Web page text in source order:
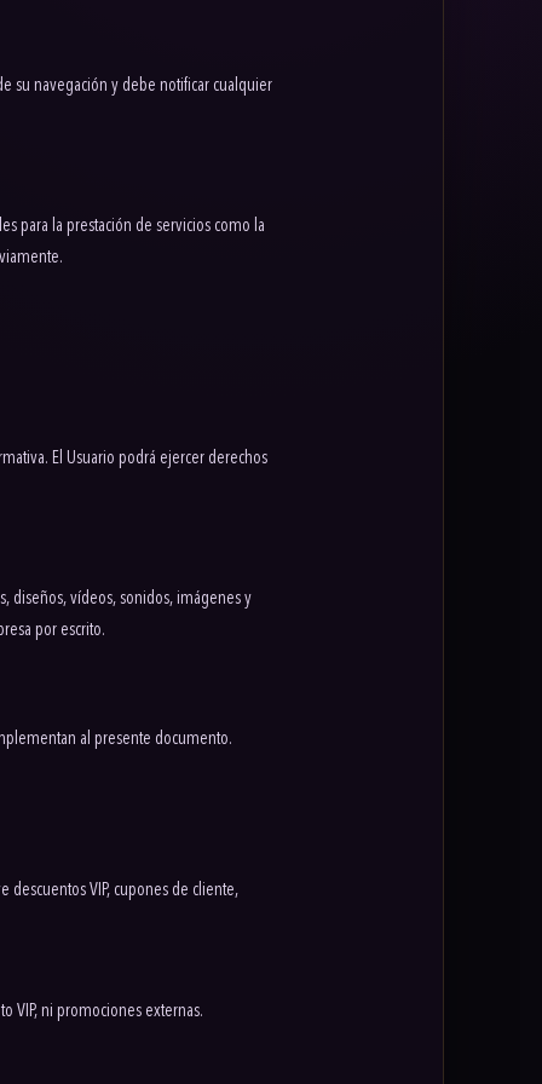
su navegación y debe notificar cualquier
para la prestación de servicios como la
El Usuario podrá ejercer derechos
diseños, vídeos, sonidos, imágenes y
por escrito.
al presente documento.
descuentos VIP, cupones de cliente,
VIP, ni promociones externas.